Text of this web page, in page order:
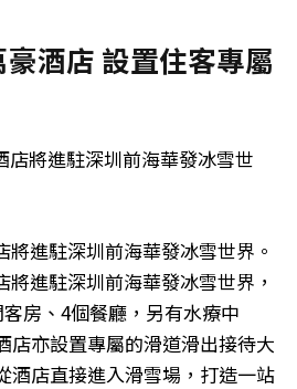
酒店 設置住客專屬
將進駐深圳前海華發冰雪世界。
將進駐深圳前海華發冰雪世界，
房、4個餐廳，另有水療中
店亦設置專屬的滑道滑出接待大
酒店直接進入滑雪場，打造一站